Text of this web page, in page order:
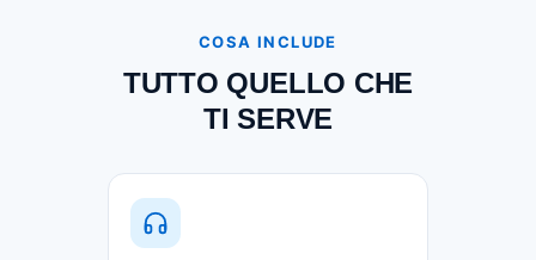
COSA INCLUDE
TUTTO QUELLO CHE
TI SERVE